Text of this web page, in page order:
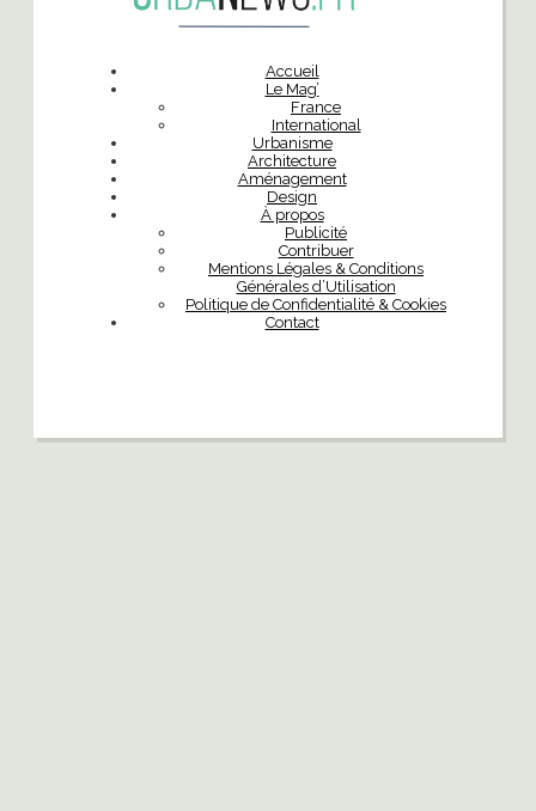
Accueil
Le Mag’
France
International
Urbanisme
Architecture
Aménagement
Design
À propos
Publicité
Contribuer
Mentions Légales & Conditions
Générales d’Utilisation
Politique de Confidentialité & Cookies
Contact